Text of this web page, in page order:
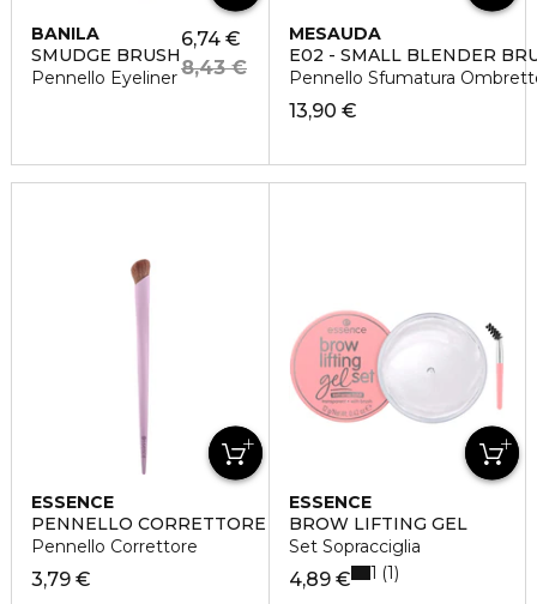
BANILA
SMUDGE BRUSH
Pennello Eyeliner
6,74 €
8,43 €
MESAUDA
E02 - SMALL BLENDER
Pennello Sfumatura
13,90 €
ESSENCE
PENNELLO CORRETTORE
Pennello Correttore
3,79 €
ESSENCE
BROW LIFTING GEL
Set Sopracciglia
4,89 € 1 1